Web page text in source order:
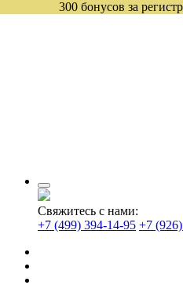
Свяжитесь с нами:
+7 (499) 394-14-95 +7
300 бонусов за